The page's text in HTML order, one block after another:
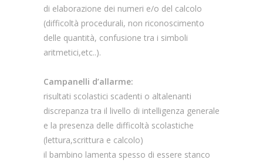
di elaborazione dei numeri e/o del calcolo
(difficoltà procedurali, non riconoscimento
delle quantità, confusione tra i simboli
aritmetici,etc..).
Campanelli d’allarme:
risultati scolastici scadenti o altalenanti
discrepanza tra il livello di intelligenza generale
e la presenza delle difficoltà scolastiche
(lettura,scrittura e calcolo)
il bambino lamenta spesso di essere stanco